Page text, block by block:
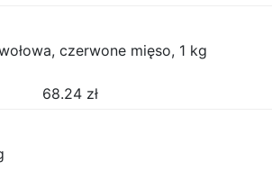
czerwone mięso, 1 kg
68.24 zł